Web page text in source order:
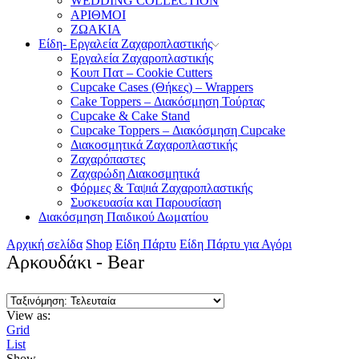
ΑΡΙΘΜΟΙ
ΖΩΑΚΙΑ
Είδη- Εργαλεία Ζαχαροπλαστικής
Εργαλεία Ζαχαροπλαστικής
Κουπ Πατ – Cookie Cutters
Cupcake Cases (Θήκες) – Wrappers
Cake Toppers – Διακόσμηση Τούρτας
Cupcake & Cake Stand
Cupcake Toppers – Διακόσμηση Cupcake
Διακοσμητικά Ζαχαροπλαστικής
Ζαχαρόπαστες
Ζαχαρώδη Διακοσμητικά
Φόρμες & Ταψιά Ζαχαροπλαστικής
Συσκευασία και Παρουσίαση
Διακόσμηση Παιδικού Δωματίου
Αρχική σελίδα Shop Είδη Πάρτυ Είδη Πάρτυ για Αγόρι
Αρκουδάκι - Bear
View as:
Grid
List